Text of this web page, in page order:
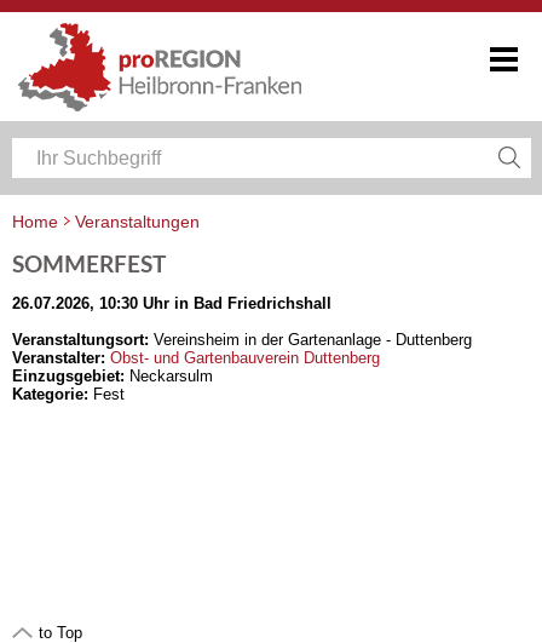
Home
Veranstaltungen
SOMMERFEST
26.07.2026, 10:30 Uhr in Bad Friedrichshall
Veranstaltungsort: Vereinsheim in der Gartenanlage - Duttenberg
Veranstalter: Obst- und Gartenbauverein Duttenberg
Einzugsgebiet: Neckarsulm
Kategorie: Fest
to Top